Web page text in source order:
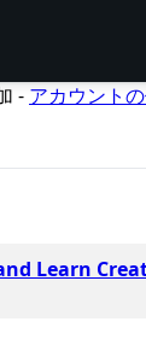
- アカウント
Learn